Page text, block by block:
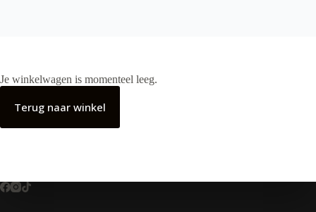
Je winkelwagen is momenteel leeg.
Terug naar winkel